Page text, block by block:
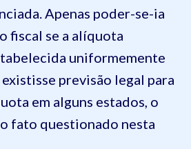
Apenas poder-se-ia
fiscal se a alíquota
uniformemente
previsão legal para
em alguns estados, o
fato questionado nesta